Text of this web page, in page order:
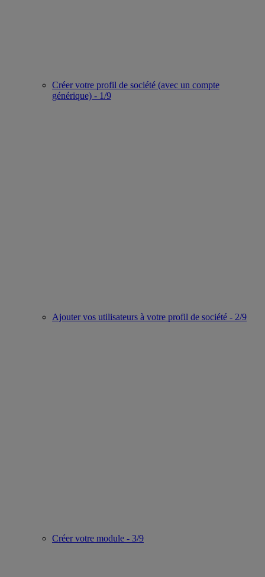
Créer votre profil de société (avec un compte
générique) - 1/9
Ajouter vos utilisateurs à votre profil de société - 2/9
Créer votre module - 3/9